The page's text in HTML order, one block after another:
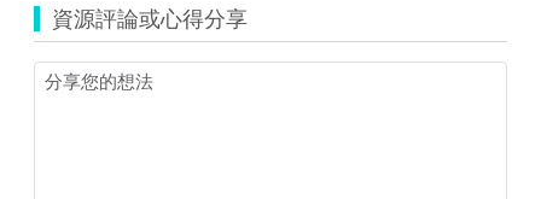
資源評論或心得分享